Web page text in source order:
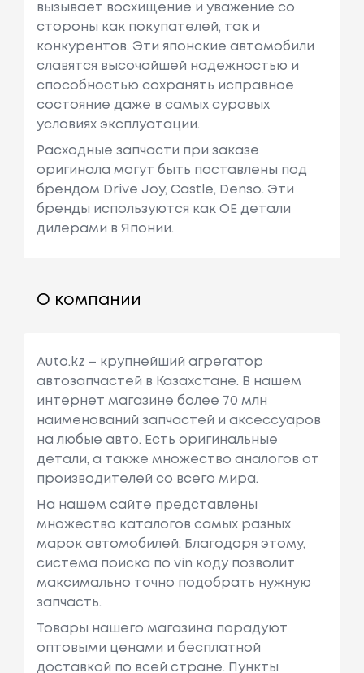
вызывает восхищение и уважение со
стороны как покупателей, так и
конкурентов. Эти японские автомобили
славятся высочайшей надежностью и
способностью сохранять исправное
состояние даже в самых суровых
условиях эксплуатации.
Расходные запчасти при заказе
оригинала могут быть поставлены под
брендом Drive Joy, Castle, Denso. Эти
бренды используются как ОЕ детали
дилерами в Японии.
О компании
Auto.kz – крупнейший агрегатор
автозапчастей в Казахстане. В нашем
интернет магазине более 70 млн
наименований запчастей и аксессуаров
на любые авто. Есть оригинальные
детали, а также множество аналогов от
производителей со всего мира.
На нашем сайте представлены
множество каталогов самых разных
марок автомобилей. Благодоря этому,
система поиска по vin коду позволит
максимально точно подобрать нужную
запчасть.
Товары нашего магазина порадуют
оптовыми ценами и бесплатной
доставкой по всей стране. Пункты